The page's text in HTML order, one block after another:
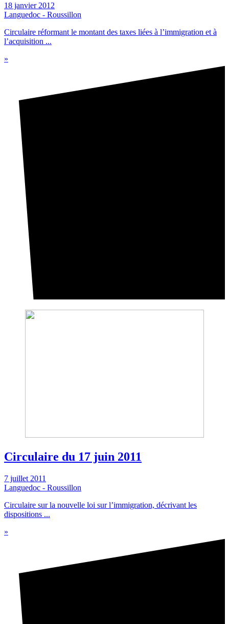
18 janvier 2012
Languedoc - Roussillon
Circulaire réformant le montant des taxes liées à l’immigration et à
l’acquisition ...
»
Circulaire du 17 juin 2011
7 juillet 2011
Languedoc - Roussillon
Circulaire sur la nouvelle loi sur l’immigration, décrivant les
dispositions ...
»